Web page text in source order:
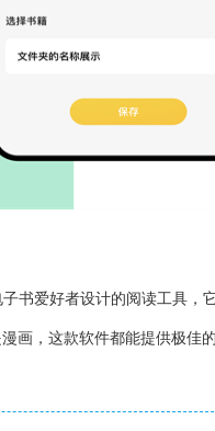
书爱好者设计的阅读工具
画，这款软件都能提供极佳的